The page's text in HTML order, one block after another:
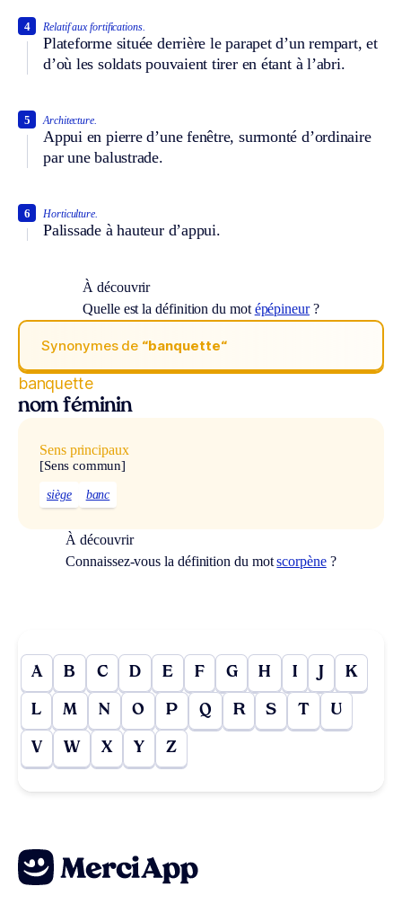
Relatif aux fortifications.
Plateforme située derrière le parapet d’un rempart, et
d’où les soldats pouvaient tirer en étant à l’abri.
4
Architecture.
Appui en pierre d’une fenêtre, surmonté d’ordinaire
par une balustrade.
5
Horticulture.
Palissade à hauteur d’appui.
6
À découvrir
Quelle est la définition du mot épépineur?
Synonymes de “banquette“
banquette
nom féminin
Sens principaux
[Sens commun]
siège banc
À découvrir
Connaissez-vous la définition du motscorpène?
A B C D E F G H I J K
L M N O P Q R S T U
V W X Y Z